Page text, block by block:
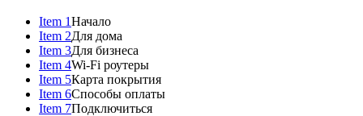
Item 1Начало
Item 2Для дома
Item 3Для бизнеса
Item 4Wi-Fi роутеры
Item 5Карта покрытия
Item 6Способы оплаты
Item 7Подключиться